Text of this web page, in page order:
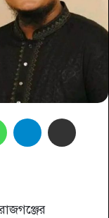
WhatsAppTelegram